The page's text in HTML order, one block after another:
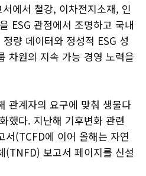
에서 철강, 이차전지소재, 인
ESG 관점에서 조명하고 국내
량 데이터와 정성적 ESG 성
차원의 지속 가능 경영 노력을
관계자의 요구에 맞춰 생물다
했다. 지난해 기후변화 관련
서(TCFD에 이어 올해는 자연
(TNFD) 보고서 페이지를 신설